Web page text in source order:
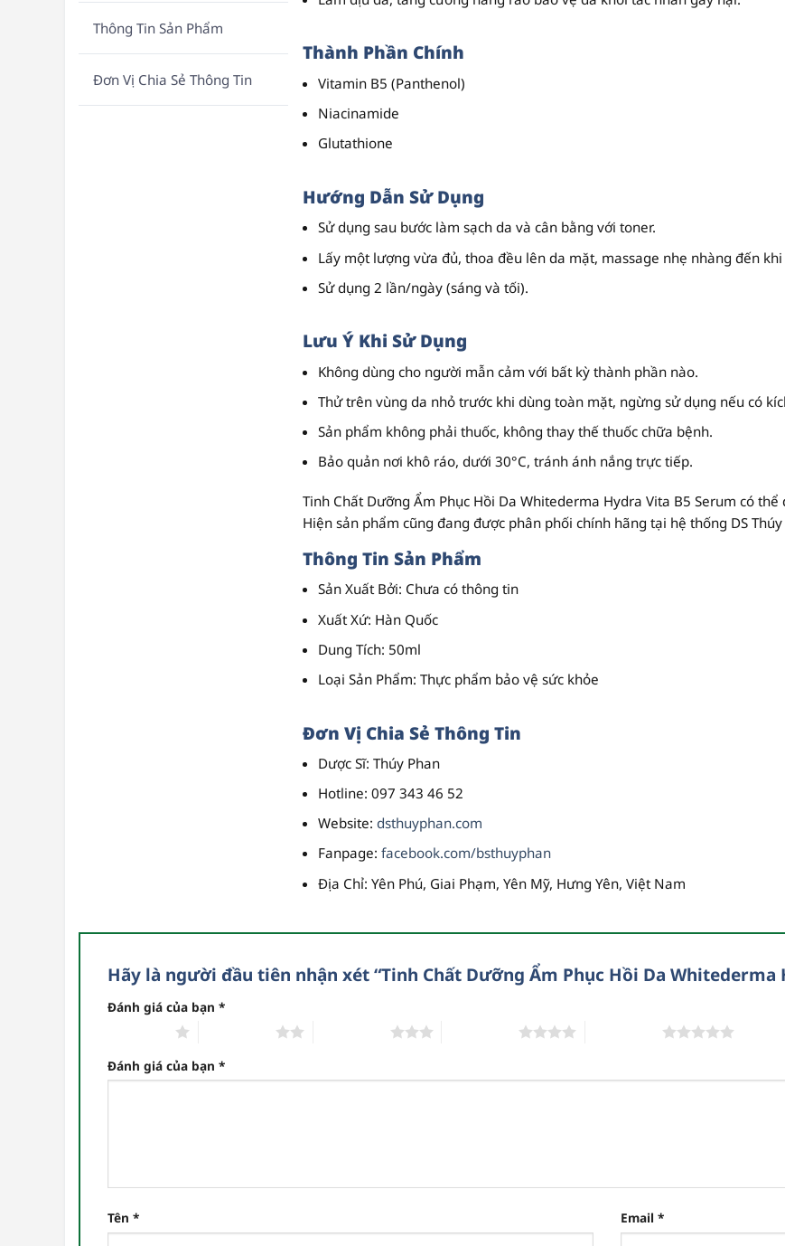
Thông Tin Sản Phẩm
Đơn Vị Chia Sẻ Thông Tin
Thành Phần Chính
Vitamin B5 (Panthenol)
Niacinamide
Glutathione
Hướng Dẫn Sử Dụng
Sử dụng sau bước làm sạch da và cân bằng với toner.
Lấy một lượng vừa đủ, thoa đều lên da mặt, massage nhẹ nhàng đến
Sử dụng 2 lần/ngày (sáng và tối).
Lưu Ý Khi Sử Dụng
Không dùng cho người mẫn cảm với bất kỳ thành phần nào.
Thử trên vùng da nhỏ trước khi dùng toàn mặt, ngừng sử dụng nếu có
Sản phẩm không phải thuốc, không thay thế thuốc chữa bệnh.
Bảo quản nơi khô ráo, dưới 30°C, tránh ánh nắng trực tiếp.
Tinh Chất Dưỡng Ẩm Phục Hồi Da Whitederma Hydra Vita B5 Serum có
Hiện sản phẩm cũng đang được phân phối chính hãng tại hệ thống DS Thúy
Thông Tin Sản Phẩm
Sản Xuất Bởi: Chưa có thông tin
Xuất Xứ: Hàn Quốc
Dung Tích: 50ml
Loại Sản Phẩm: Thực phẩm bảo vệ sức khỏe
Đơn Vị Chia Sẻ Thông Tin
Dược Sĩ: Thúy Phan
Hotline: 097 343 46 52
Website: dsthuyphan.com
Fanpage: facebook.com/bsthuyphan
Địa Chỉ: Yên Phú, Giai Phạm, Yên Mỹ, Hưng Yên, Việt Nam
Hãy là người đầu tiên nhận xét “Tinh Chất Dưỡng Ẩm Phục Hồi Da Whitederma
Đánh giá của bạn *
Đánh giá của bạn *
Tên * Email *